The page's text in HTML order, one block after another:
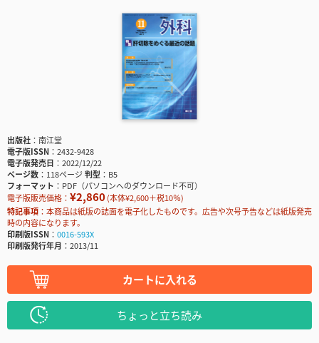
出版社
南江堂
電子版ISSN
2432-9428
電子版発売日
2022/12/22
ページ数
118ページ判型
B5
フォーマット
PDF（パソコンへのダウンロード不可）
電子版販売価格： ¥2,860(本体¥2,600＋税10％)
特記事項
本商品は紙版の誌面を電子化したものです。広告や次号予告などは紙版発売
時の内容になります。
印刷版ISSN
0016-593X
印刷版発行年月
2013/11
カートに入れる
ちょっと立ち読み